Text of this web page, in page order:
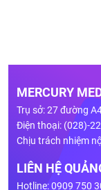
MERCURY
Trụ sở: 27 đường
Điện thoại: (028)-
Chịu trách nhiệm
LIÊN HỆ
Hotline: 0909 750